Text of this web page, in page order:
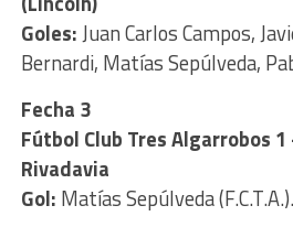
Goles:Juan Carlos Campos,
Bernardi, Matías Sepúlveda,
Fecha 3
Fútbol Club Tres Algarrobos
Rivadavia
Gol: Matías Sepúlveda (F.C.T.A.).